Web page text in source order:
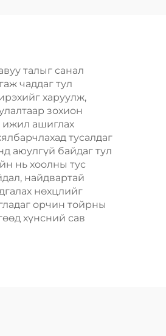
Картон
талыг санал
чаддаг тул
харуулж,
зохион
ижил ашиглах
тусалдаг
аюулгүй байдаг тул
нь хоолны тус
найдвартай
нөхцлийг
орчин тойрны
хүнсний сав